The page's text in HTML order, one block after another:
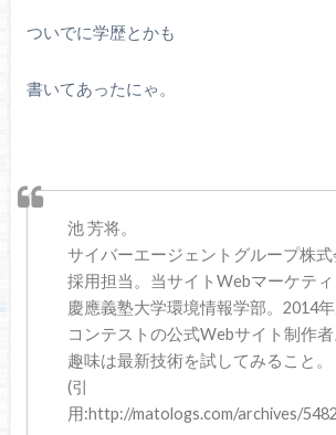
ついでに学歴とかも
書いてあったにゃ。
池 芳将。
サイバーエージェントグループ株
採用担当。当サイトWebマーケティ
慶應義塾大学環境情報学部。2014
コンテストの公式Webサイト制作者
趣味は最新技術を試してみること。
(引
用:http://matologs.com/archives/